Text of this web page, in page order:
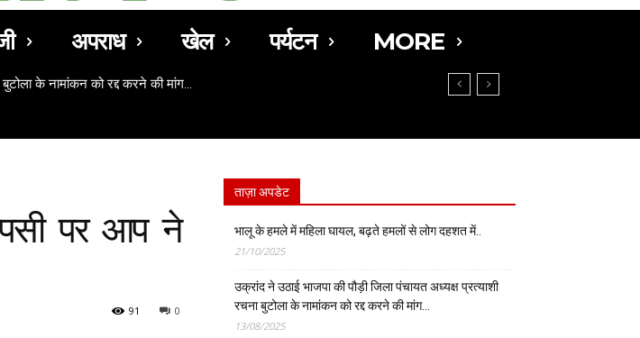
अपराध खेल पर्यटन MORE
के नामांकन को रद्द करने की मांग…
वाले वरिष्ठ क्रिमिनल लॉयर अवनीश नेगी जी सम्मानित…
पर आप ने
0
91
ताज़ा अपडेट
भालू के हमले में महिला घायल, बढ़ते हमलों से लोग दहशत में..
21/10/2025
उक्रांद ने उठाई भाजपा की पौड़ी जिला पंचायत अध्यक्ष प्रत्याशी
रचना बुटोला के नामांकन को रद्द करने की मांग…
13/08/2025